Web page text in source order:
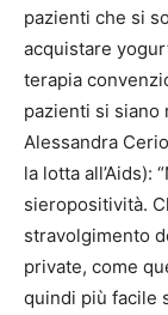
pazienti che si
acquistare
terapia
pazienti si siano
Alessandra
la lotta all’Aids):
sieropositività.
stravolgimento
private, come
quindi più facile